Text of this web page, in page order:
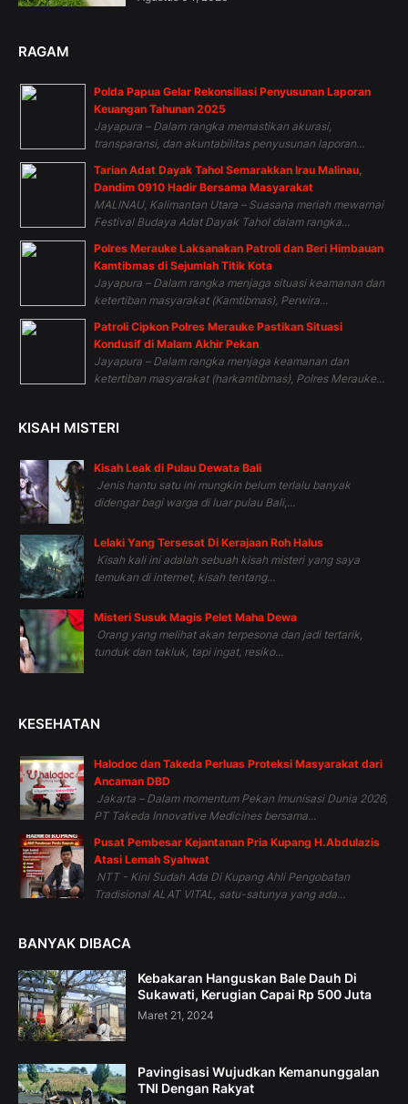
RAGAM
Polda Papua Gelar Rekonsiliasi Penyusunan Laporan
Keuangan Tahunan 2025
Jayapura – Dalam rangka memastikan akurasi,
transparansi, dan akuntabilitas penyusunan laporan...
Tarian Adat Dayak Tahol Semarakkan Irau Malinau,
Dandim 0910 Hadir Bersama Masyarakat
MALINAU, Kalimantan Utara – Suasana meriah mewarnai
Festival Budaya Adat Dayak Tahol dalam rangka...
Polres Merauke Laksanakan Patroli dan Beri Himbauan
Kamtibmas di Sejumlah Titik Kota
Jayapura – Dalam rangka menjaga situasi keamanan dan
ketertiban masyarakat (Kamtibmas), Perwira...
Patroli Cipkon Polres Merauke Pastikan Situasi
Kondusif di Malam Akhir Pekan
Jayapura – Dalam rangka menjaga keamanan dan
ketertiban masyarakat (harkamtibmas), Polres Merauke...
KISAH MISTERI
Kisah Leak di Pulau Dewata Bali
Jenis hantu satu ini mungkin belum terlalu banyak
didengar bagi warga di luar pulau Bali,...
Lelaki Yang Tersesat Di Kerajaan Roh Halus
Kisah kali ini adalah sebuah kisah misteri yang saya
temukan di internet, kisah tentang...
Misteri Susuk Magis Pelet Maha Dewa
Orang yang melihat akan terpesona dan jadi tertarik,
tunduk dan takluk, tapi ingat, resiko...
KESEHATAN
Halodoc dan Takeda Perluas Proteksi Masyarakat dari
Ancaman DBD
Jakarta – Dalam momentum Pekan Imunisasi Dunia 2026,
PT Takeda Innovative Medicines bersama...
Pusat Pembesar Kejantanan Pria Kupang H.Abdulazis
Atasi Lemah Syahwat
NTT - Kini Sudah Ada Di Kupang Ahli Pengobatan
Tradisional ALAT VITAL, satu-satunya yang ada...
BANYAK DIBACA
Kebakaran Hanguskan Bale Dauh Di
Sukawati, Kerugian Capai Rp 500 Juta
Maret 21, 2024
Pavingisasi Wujudkan Kemanunggalan
TNI Dengan Rakyat